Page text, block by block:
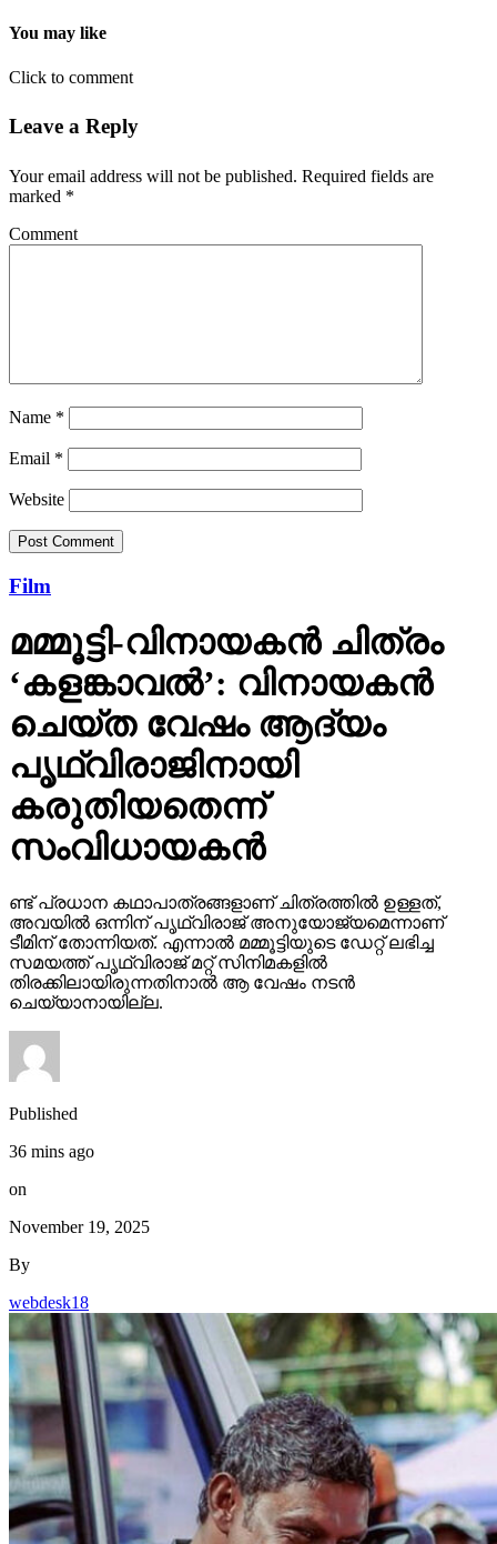
You may like
Click to comment
Leave a Reply
Your email address will not be published. Required fields are
marked *
Comment
Name *
Email *
Website
Film
മമ്മൂട്ടി-വിനായകന്‍ ചിത്രം
‘കളങ്കാവല്‍’: വിനായകന്‍
ചെയ്ത വേഷം ആദ്യം
പൃഥ്വിരാജിനായി
കരുതിയതെന്ന്
സംവിധായകന്‍
ണ്ട് പ്രധാന കഥാപാത്രങ്ങളാണ് ചിത്രത്തില്‍ ഉള്ളത്,
അവയില്‍ ഒന്നിന് പൃഥ്വിരാജ് അനുയോജ്യമെന്നാണ്
ടീമിന് തോന്നിയത്. എന്നാല്‍ മമ്മൂട്ടിയുടെ ഡേറ്റ് ലഭിച്ച
സമയത്ത് പൃഥ്വിരാജ് മറ്റ് സിനിമകളില്‍
തിരക്കിലായിരുന്നതിനാല്‍ ആ വേഷം നടന്‍
ചെയ്യാനായില്ല.
Published
36 mins ago
on
November 19, 2025
By
webdesk18